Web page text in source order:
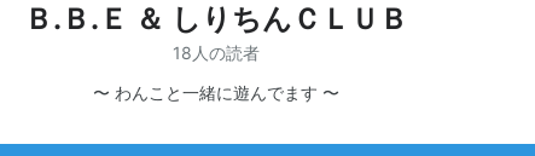
Ｂ.Ｂ.Ｅ ＆ しりちんＣＬＵＢ
18人の読者
〜 わんこと一緒に遊んでます 〜